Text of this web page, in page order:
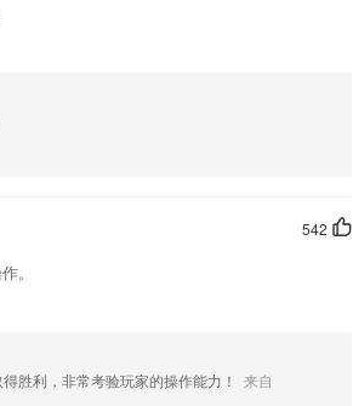
542
。
胜利，非常考验玩家的操作能力！
来自